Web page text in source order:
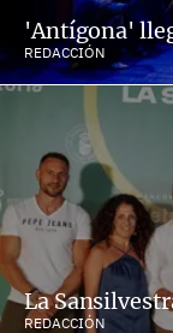
'Antígona'
REDACCIÓN
La
REDACCIÓN